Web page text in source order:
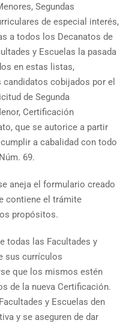
Segundas
de especial interés,
a todos los Decanatos de
y Escuelas la pasada
en estas listas,
cobijados por el
de Segunda
Certificación
que se autorice a partir
a cabalidad con todo
69.
aneja el formulario creado
contiene el trámite
propósitos.
todas las Facultades y
sus currículos
que los mismos estén
de la nueva Certificación.
y Escuelas den
y se aseguren de dar